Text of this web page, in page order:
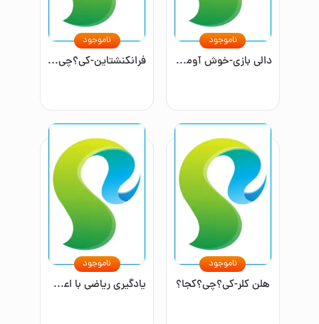
دالی بازی-خوش آومدی نی نی جون!
ناموجود
فرانکنشتاین-کی؟چی؟کجا؟
ناموجود
هلن کلر-کی؟چی؟کجا؟
ناموجود
یادگیری ریاضی با اعداد انگلیسی
ناموجود